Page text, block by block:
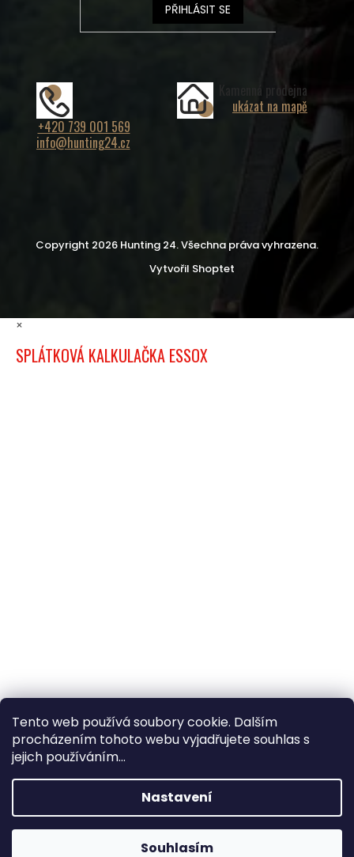
Tento web používá soubory cookie. Dalším
procházením tohoto webu vyjadřujete souhlas s
jejich používáním...
Nastavení
Souhlasím
PŘIHLÁSIT SE
+420 739 001 569
info@hunting24.cz
Kamenná prodejna
ukázat na mapě
Vytvořil Shoptet
Copyright 2026 Hunting 24. Všechna práva vyhrazena.
×
SPLÁTKOVÁ KALKULAČKA ESSOX
×
Hledáte nejvýhodnější cenu? Získáte jí
pomocíregistrace